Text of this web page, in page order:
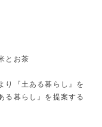
とお茶
り『土ある暮らし』を
る暮らし』を提案する